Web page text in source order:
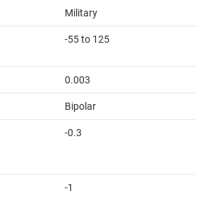
Military
-55 to 125
0.003
Bipolar
-0.3
-1